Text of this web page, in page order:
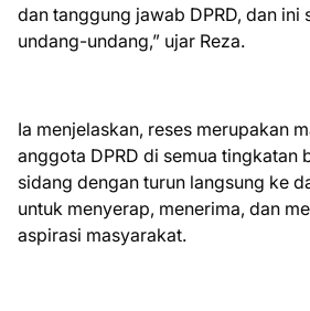
dan tanggung jawab DPRD, dan ini
undang-undang,” ujar Reza.
Ia menjelaskan, reses merupakan
anggota DPRD di semua tingkatan
sidang dengan turun langsung ke
untuk menyerap, menerima, dan
aspirasi masyarakat.